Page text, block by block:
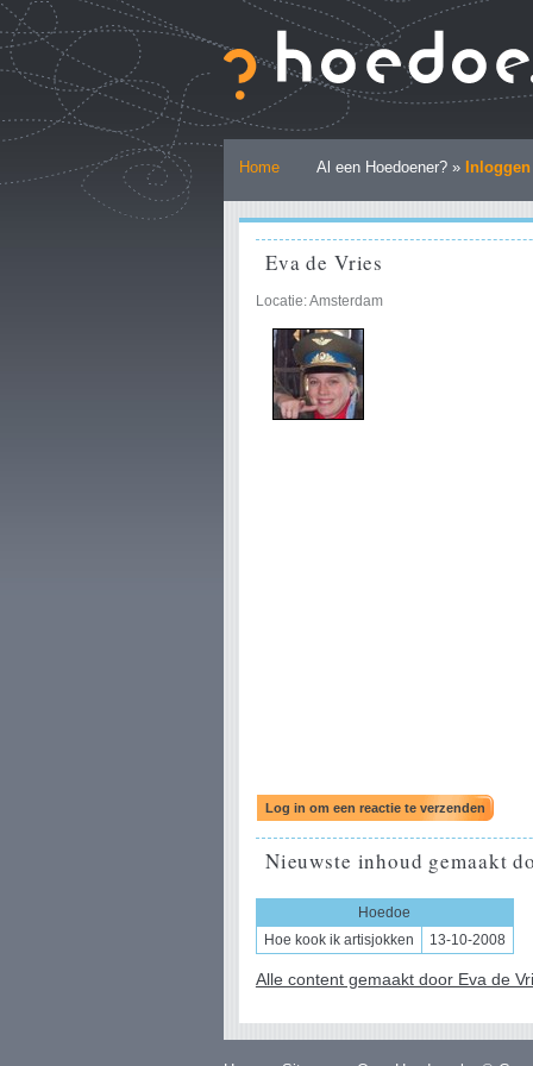
naar
inhoud.
Ga
naar
navigatie
hulpmiddelen
Home Al een Hoedoener? » Inloggen
Eva de Vries
Locatie: Amsterdam
Nieuwste inhoud gemaakt
Hoedoe
Hoe kook ik artisjokken
13-10-2008
Alle content gemaakt door Eva de